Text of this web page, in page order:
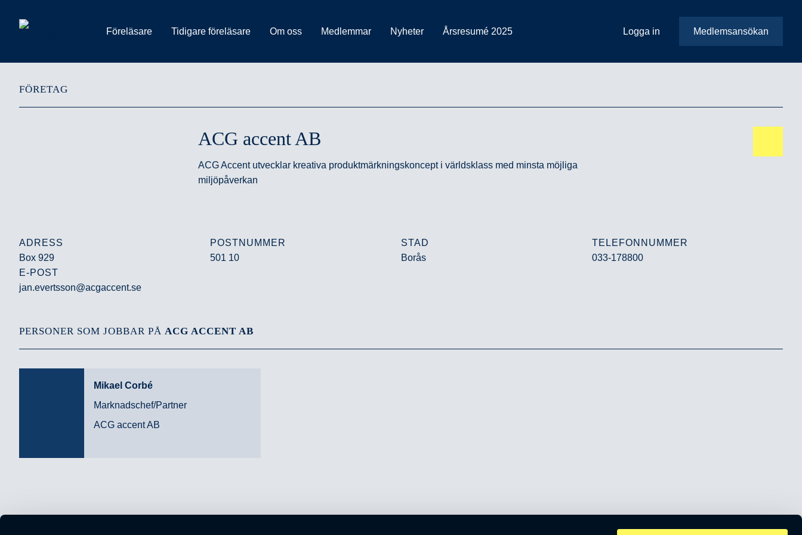
Föreläsare Tidigare föreläsare Om oss Medlemmar Nyheter Årsresumé 2025 Logga in Medlemsansökan
FÖRETAG
ACG accent AB
ACG Accent utvecklar kreativa produktmärkningskoncept i världsklass med minsta möjliga
miljöpåverkan
ADRESS
Box 929
POSTNUMMER
501 10
STAD
Borås
TELEFONNUMMER
033-178800
E-POST
jan.evertsson@acgaccent.se
PERSONER SOM JOBBAR PÅ ACG ACCENT AB
Mikael Corbé
Marknadschef/Partner
ACG accent AB